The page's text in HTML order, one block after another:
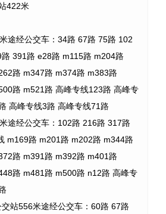
422米
途经公交车：34路 67路 75路 102
391路 e28路 m115路 m204路
路 m347路 m374路 m383路
路 m521路 高峰专线123路 高峰专
高峰专线3路 高峰专线71路
途经公交车：102路 216路 317路
m169路 m201路 m202路 m344路
路 m391路 m392路 m401路
路 m481路 m500路 n12路 高峰专
站556米途经公交车：60路 67路